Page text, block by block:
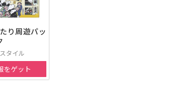
り周遊パッ
タイル
をゲット